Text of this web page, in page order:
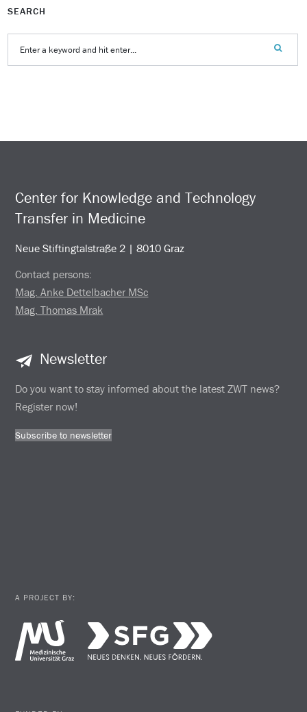
SEARCH
Center for Knowledge and Technology
Transfer in Medicine
Neue Stiftingtalstraße 2 | 8010 Graz
Contact persons:
Mag. Anke Dettelbacher MSc
Mag. Thomas Mrak
Newsletter
Do you want to stay informed about the latest ZWT news?
Register now!
Subscribe to newsletter
A PROJECT BY: